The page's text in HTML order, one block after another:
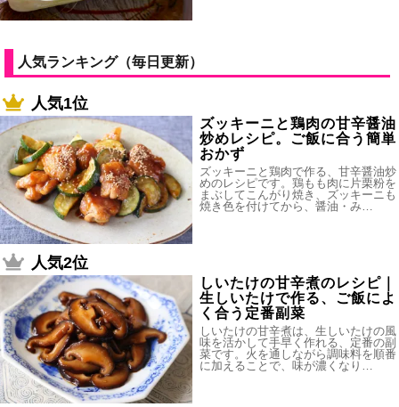
人気ランキング（毎日更新）
人気1位
ズッキーニと鶏肉の甘辛醤油
炒めレシピ。ご飯に合う簡単
おかず
ズッキーニと鶏肉で作る、甘辛醤油炒
めのレシピです。鶏もも肉に片栗粉を
まぶしてこんがり焼き、ズッキーニも
焼き色を付けてから、醤油・み…
人気2位
しいたけの甘辛煮のレシピ｜
生しいたけで作る、ご飯によ
く合う定番副菜
しいたけの甘辛煮は、生しいたけの風
味を活かして手早く作れる、定番の副
菜です。火を通しながら調味料を順番
に加えることで、味が濃くなり…